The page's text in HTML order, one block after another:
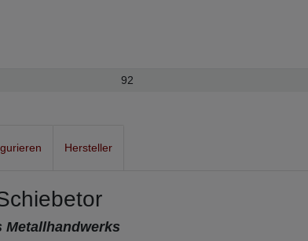
92
Hersteller
Metallhandwerks